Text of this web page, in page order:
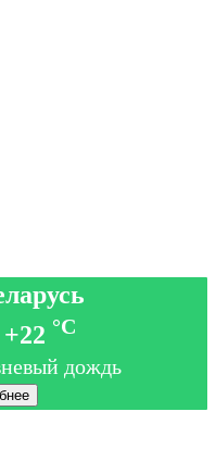
+22 °C
дождь